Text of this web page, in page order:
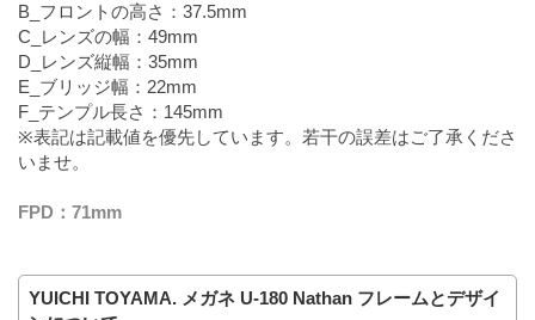
B_フロントの高さ：37.5mm
C_レンズの幅：49mm
D_レンズ縦幅：35mm
E_ブリッジ幅：22mm
F_テンプル長さ：145mm
※表記は記載値を優先しています。若干の誤差はご了承くださ
いませ。
FPD：71mm
YUICHI TOYAMA. メガネ U-180 Nathan フレームとデザイ